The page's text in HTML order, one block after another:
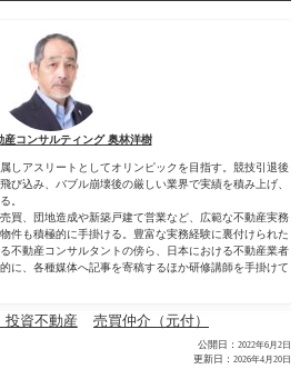
コンサルティング 奥林洋樹
しアスリートとしてオリンピックを目指す。競技引退後
び込み、バブル崩壊後の厳しい業界で実績を積み上げ、
。
買、団地造成や新築戸建て営業など、広範な不動産実務
件も積極的に手掛ける。豊富な実務経験に裏付けられた
不動産コンサルタントの傍ら、日本における不動産業者
に、各種媒体へ記事を寄稿するほか研修講師を手掛けて
投資不動産 売買仲介（元付）
公開日： 2022年6月2日
更新日： 2026年4月20日